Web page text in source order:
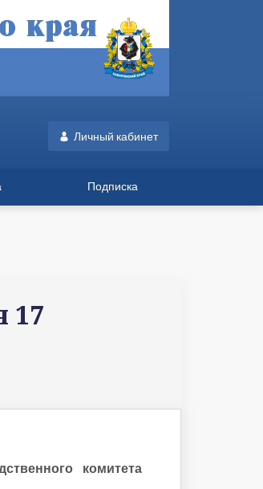
Личный кабинет
Подписка
17
комитета